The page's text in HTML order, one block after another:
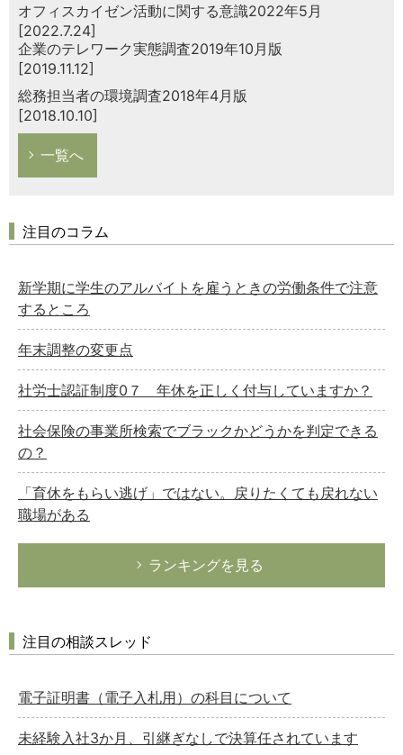
オフィスカイゼン活動に関する意識2022年5月
[2022.7.24]
企業のテレワーク実態調査2019年10月版
[2019.11.12]
総務担当者の環境調査2018年4月版
[2018.10.10]
一覧へ
注目のコラム
新学期に学生のアルバイトを雇うときの労働条件で注意
するところ
年末調整の変更点
社労士認証制度0７ 年休を正しく付与していますか？
社会保険の事業所検索でブラックかどうかを判定できる
の？
「育休をもらい逃げ」ではない。戻りたくても戻れない
職場がある
ランキングを見る
注目の相談スレッド
電子証明書（電子入札用）の科目について
未経験入社3か月、引継ぎなしで決算任されています